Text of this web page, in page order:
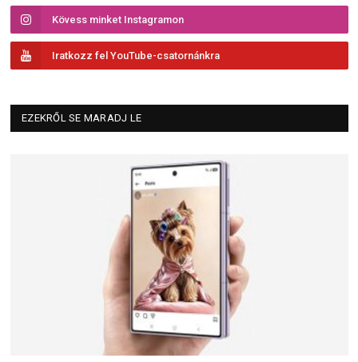
Kövess minket Instagramon
Iratkozz fel YouTube-csatornánkra
EZEKRŐL SE MARADJ LE